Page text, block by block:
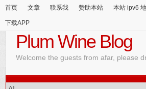
首页 文章 联系我 赞助本站 本站 ipv6
下载APP
Plum Wine Blog
Welcome the guests from afar, please